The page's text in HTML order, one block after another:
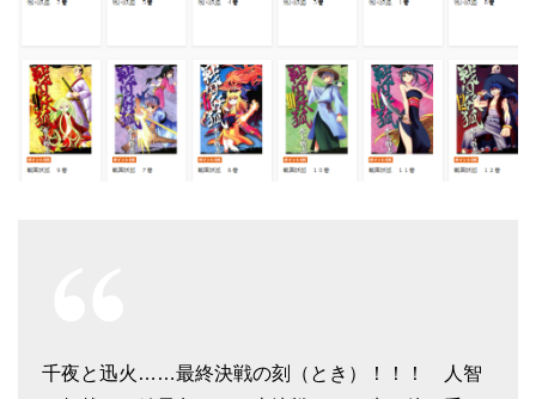
千夜と迅火……最終決戦の刻（とき）！！！ 人智